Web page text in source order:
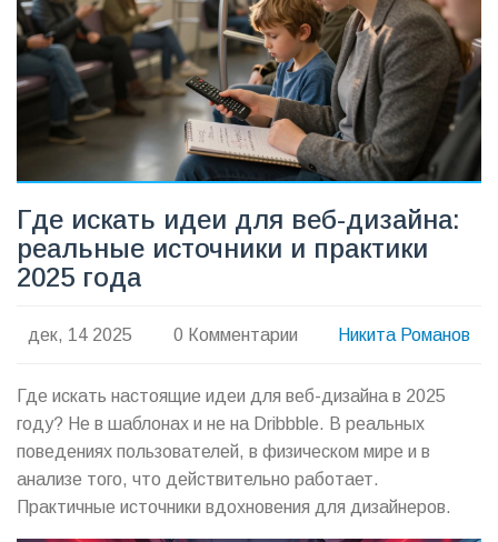
Где искать идеи для веб-дизайна:
реальные источники и практики
2025 года
дек, 14 2025 0 Комментарии Никита Романов
Где искать настоящие идеи для веб-дизайна в 2025
году? Не в шаблонах и не на Dribbble. В реальных
поведениях пользователей, в физическом мире и в
анализе того, что действительно работает.
Практичные источники вдохновения для дизайнеров.